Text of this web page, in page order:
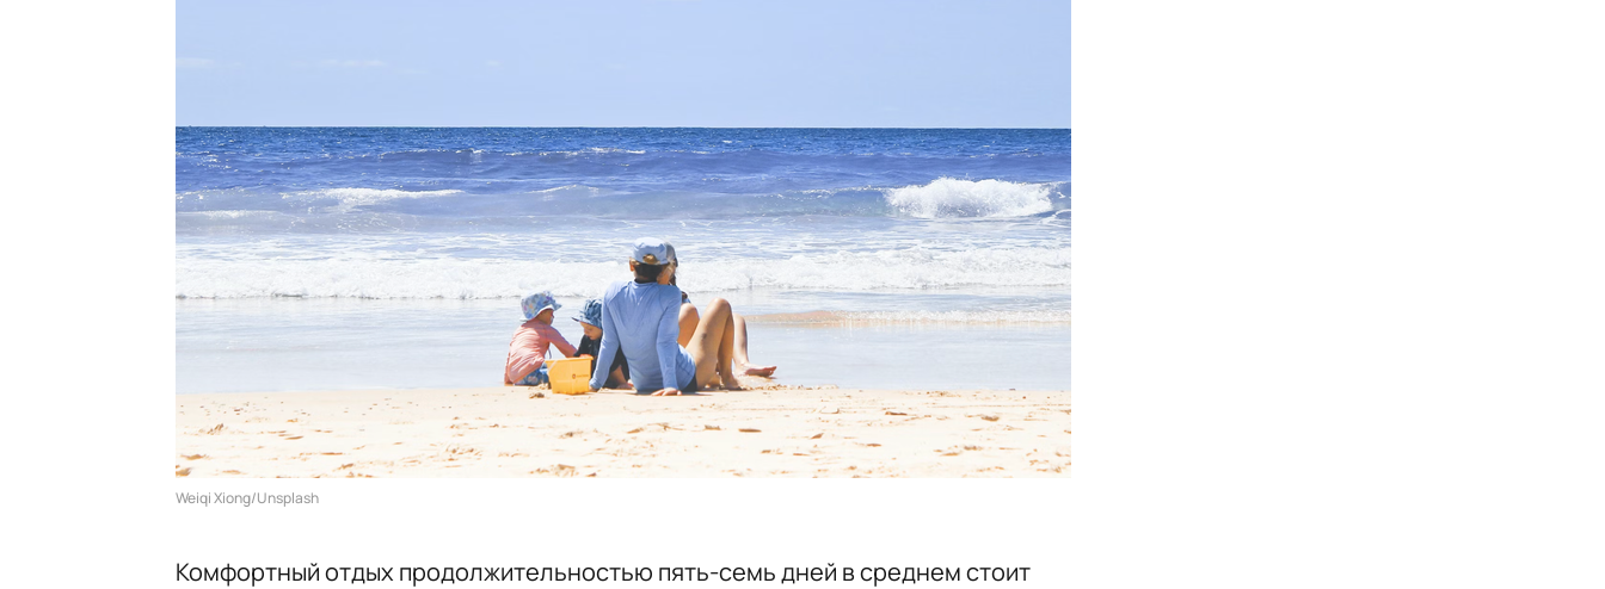
Weiqi Xiong/Unsplash
Комфортный отдых продолжительностью пять-семь дней в среднем стоит